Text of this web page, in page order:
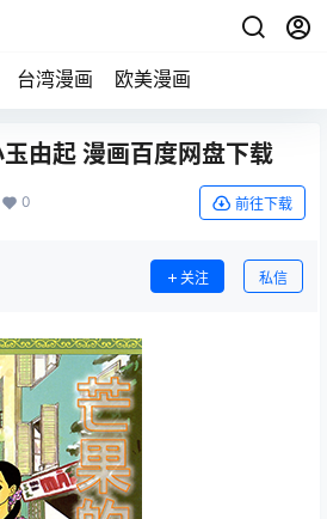
台湾漫画 欧美漫画
由起 漫画百度网盘下载
0 前往下载
关注 私信